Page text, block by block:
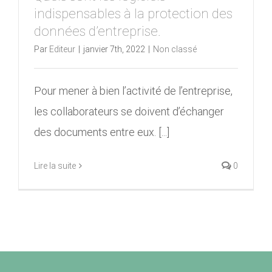
indispensables à la protection des
données d’entreprise.
Par Editeur janvier 7th, 2022 Non classé
Pour mener à bien l’activité de l’entreprise,
les collaborateurs se doivent d’échanger
des documents entre eux. [...]
Lire la suite 0